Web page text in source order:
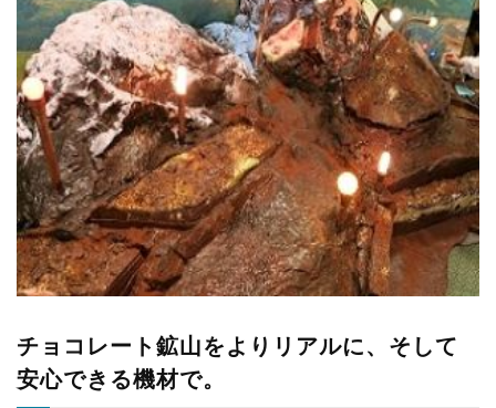
チョコレート鉱山をよりリアルに、そして
安心できる機材で。